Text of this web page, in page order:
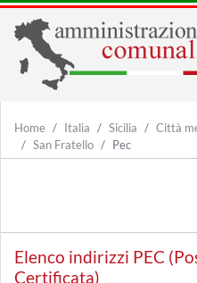
Home Italia Sicilia
Città
San Fratello
Pec
Elenco indirizzi PEC
Certificata)